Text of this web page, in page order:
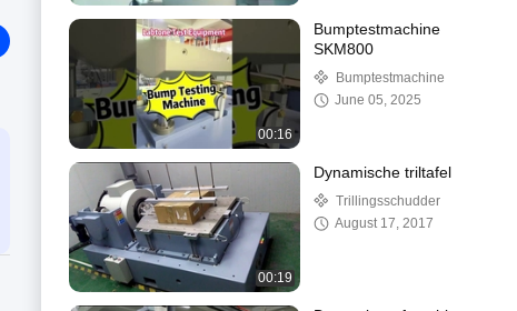
00:16
Bumptestmachine
SKM800
Bumptestmachine
June 05, 2025
00:19
Dynamische triltafel
Trillingsschudder
August 17, 2017